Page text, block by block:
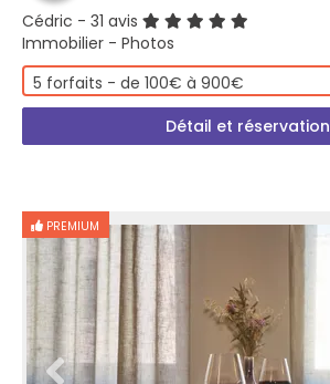
Cédric - 31 avis
Immobilier - Photos
5 forfaits - de 100€ à 900€
Détail et réservation
PREMIUM